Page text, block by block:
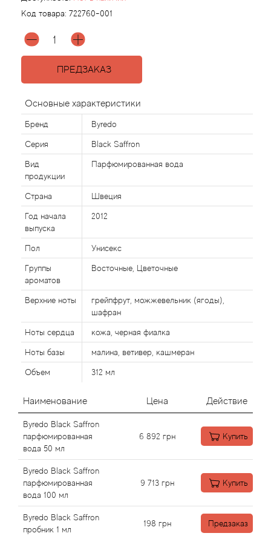
Код товара: 722760-001
ПРЕДЗАКАЗ
Основные характеристики
Бренд Byredo
Серия Black Saffron
Вид
продукции
Парфюмированная вода
Страна Швеция
Год начала
выпуска
2012
Пол Унисекс
Группы
ароматов
Восточные, Цветочные
Верхние ноты
грейпфрут, можжевельник (ягоды),
шафран
Ноты сердца кожа, черная фиалка
Ноты базы малина, ветивер, кашмеран
Объем 312 мл
Наименование Цена Действие
Byredo Black Saffron
парфюмированная
вода 50 мл
6 892 грн Купить
Byredo Black Saffron
парфюмированная
вода 100 мл
9 713 грн Купить
Byredo Black Saffron
пробник 1 мл
198 грн Предзаказ
Agonist
Aigner
Ajmal
Al Haramain
Al Jazeera
Alaia Paris
Alexander McQueen
Alexandre Barthet
Alexandre J
Alfred Dunhill
Alyson Oldoini
American Crew
Amouage
Amouroud
Andre L'Arom